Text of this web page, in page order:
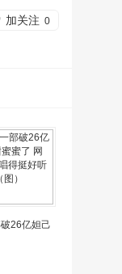
加关注 0
26亿妲己